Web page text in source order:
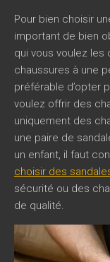
Pour bien choisir
important de bien
qui vous voulez les
chaussures à une
préférable d’opter
voulez offrir des
uniquement des
une paire de
un enfant, il faut
choisir des
sécurité ou des
de qualité.